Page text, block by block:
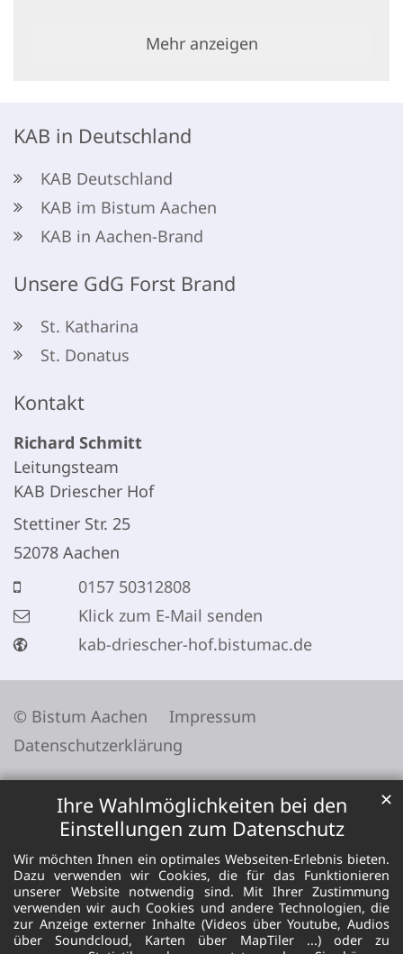
Ihre Wahlmöglichkeiten bei den
Einstellungen zum Datenschutz
Wir möchten Ihnen ein optimales Webseiten-Erlebnis bieten.
Dazu verwenden wir Cookies, die für das Funktionieren
unserer Website notwendig sind. Mit Ihrer Zustimmung
verwenden wir auch Cookies und andere Technologien, die
zur Anzeige externer Inhalte (Videos über Youtube, Audios
über Soundcloud, Karten über MapTiler ...) oder zu
✕
Mehr anzeigen
KAB in Deutschland
KAB Deutschland
KAB im Bistum Aachen
KAB in Aachen-Brand
Unsere GdG Forst Brand
St. Katharina
St. Donatus
Kontakt
Richard Schmitt
Leitungsteam
KAB Driescher Hof
Stettiner Str. 25
52078 Aachen
0157 50312808
Klick zum E-Mail senden
kab-driescher-hof.bistumac.de
© Bistum Aachen
Impressum
Datenschutzerklärung